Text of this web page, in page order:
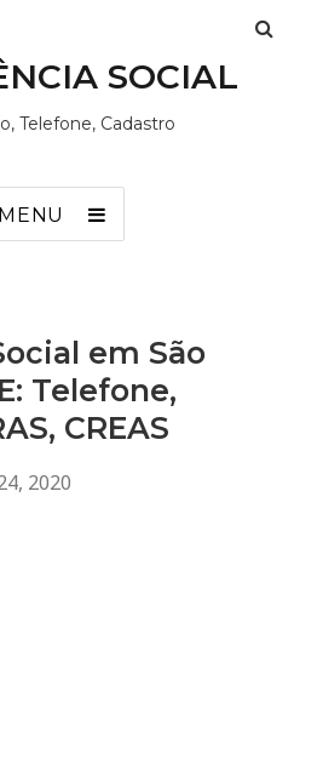
SOCIAL
Telefone, Cadastro
MENU
em São
Telefone,
CREAS
2020